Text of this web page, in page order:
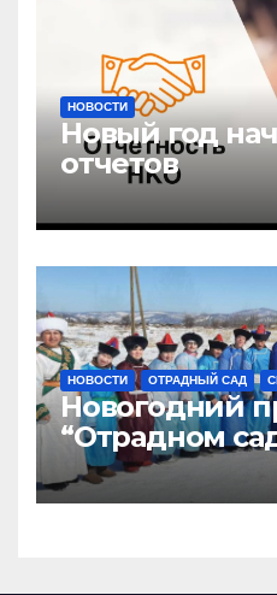
НОВОСТИ
Новый год
отчетов
НОВОСТИ ОТРАДНЫЙ САД
Новогодний
“Отрадном